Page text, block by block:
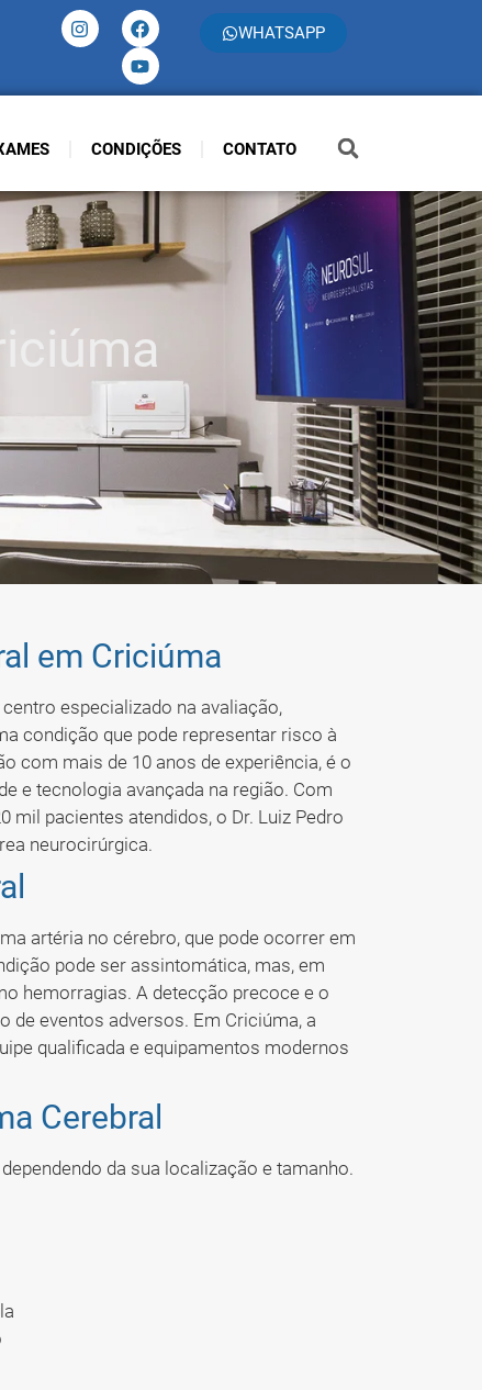
WHATSAPP
CONDIÇÕES CONTATO
em Criciúma
especializado na avaliação,
condição que pode representar risco à
com mais de 10 anos de experiência, é o
e tecnologia avançada na região. Com
mil pacientes atendidos, o Dr. Luiz Pedro
neurocirúrgica.
artéria no cérebro, que pode ocorrer em
pode ser assintomática, mas, em
hemorragias. A detecção precoce e o
de eventos adversos. Em Criciúma, a
qualificada e equipamentos modernos
Cerebral
da sua localização e tamanho.